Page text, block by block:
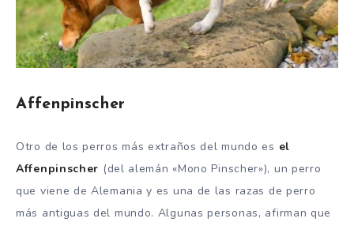
Affenpinscher
Otro de los perros más extraños del mundo es el
Affenpinscher (del alemán «Mono Pinscher»), un perro
que viene de Alemania y es una de las razas de perro
más antiguas del mundo. Algunas personas, afirman que